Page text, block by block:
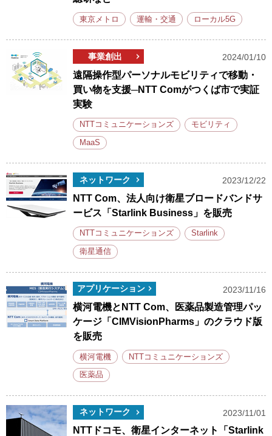
東京メトロ 運輸・交通 ローカル5G
事業創出 2024/01/10
遠隔操作型パーソナルモビリティで移動・
買い物を支援─NTT Comがつくば市で実証
実験
NTTコミュニケーションズ モビリティ
MaaS
ネットワーク 2023/12/22
NTT Com、法人向け衛星ブロードバンドサ
ービス「Starlink Business」を販売
NTTコミュニケーションズ Starlink
衛星通信
アプリケーション 2023/11/16
横河電機とNTT Com、医薬品製造管理パッ
ケージ「CIMVisionPharms」のクラウド版
を販売
横河電機 NTTコミュニケーションズ
医薬品
ネットワーク 2023/11/01
NTTドコモ、衛星インターネット「Starlink